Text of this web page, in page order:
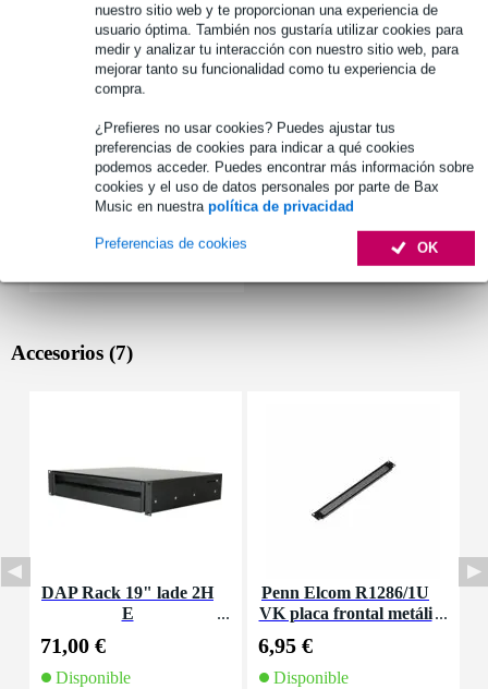
nuestro sitio web y te proporcionan una experiencia de
usuario óptima. También nos gustaría utilizar cookies para
medir y analizar tu interacción con nuestro sitio web, para
mejorar tanto su funcionalidad como tu experiencia de
compra.
¿Prefieres no usar cookies? Puedes ajustar tus
preferencias de cookies para indicar a qué cookies
podemos acceder. Puedes encontrar más información sobre
cookies y el uso de datos personales por parte de Bax
Music en nuestra política de privacidad
OK
Preferencias de cookies
Véase también (1)
Accesorios (7)
DAP Rack 19" lade 2H
E
71,00 €
Disponible
Penn Elcom R1286/1U
VK placa frontal metáli
6,95 €
Disponible